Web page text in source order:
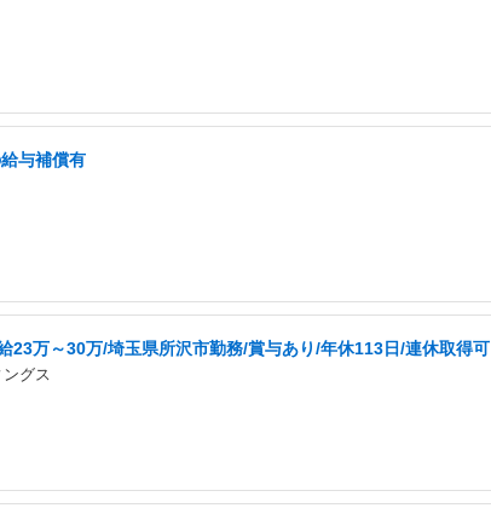
与補償有
23万～30万/埼玉県所沢市勤務/賞与あり/年休113日/連休取得可
グス